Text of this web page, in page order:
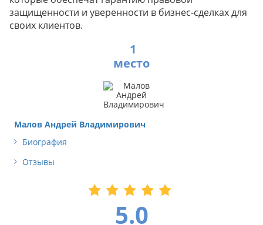
защищенности и уверенности в бизнес-сделках для
своих клиентов.
1
Малов Андрей Владимирович
Биография
Отзывы
5.0